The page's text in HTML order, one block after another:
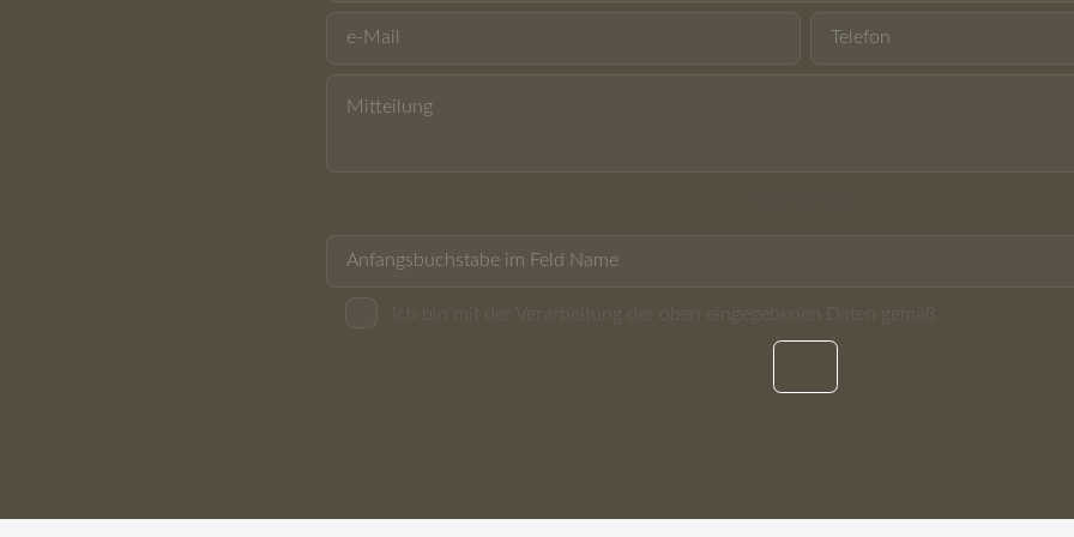
Ich bin mit der Verarbeitung der oben eingegebenen Daten gemäß